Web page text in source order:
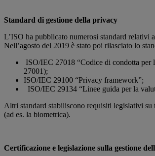
Standard di gestione della privacy
L’ISO ha pubblicato numerosi standard
Nell’agosto del 2019 è stato poi rilasciato lo
ISO/IEC 27018 “Codice di condotta per
27001);
ISO/IEC 29100 “Privacy framework”;
ISO/IEC 29134 “Linee guida per la
Altri standard stabiliscono requisiti legislativi
(ad es. la biometrica).
Certificazione e legislazione sulla gestione